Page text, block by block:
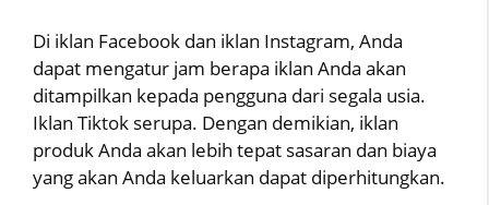
Di iklan Facebook dan iklan Instagram, Anda
dapat mengatur jam berapa iklan Anda akan
ditampilkan kepada pengguna dari segala usia.
Iklan Tiktok serupa. Dengan demikian, iklan
produk Anda akan lebih tepat sasaran dan biaya
yang akan Anda keluarkan dapat diperhitungkan.